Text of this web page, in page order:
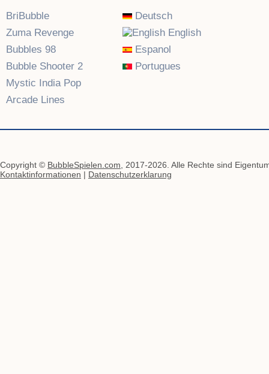
BriBubble
Zuma Revenge
Bubbles 98
Bubble Shooter 2
Mystic India Pop
Arcade Lines
Deutsch
English
Espanol
Portugues
Copyright © BubbleSpielen.com , 2017-2026. Alle Rechte sind
Kontaktinformationen | Datenschutzerklarung